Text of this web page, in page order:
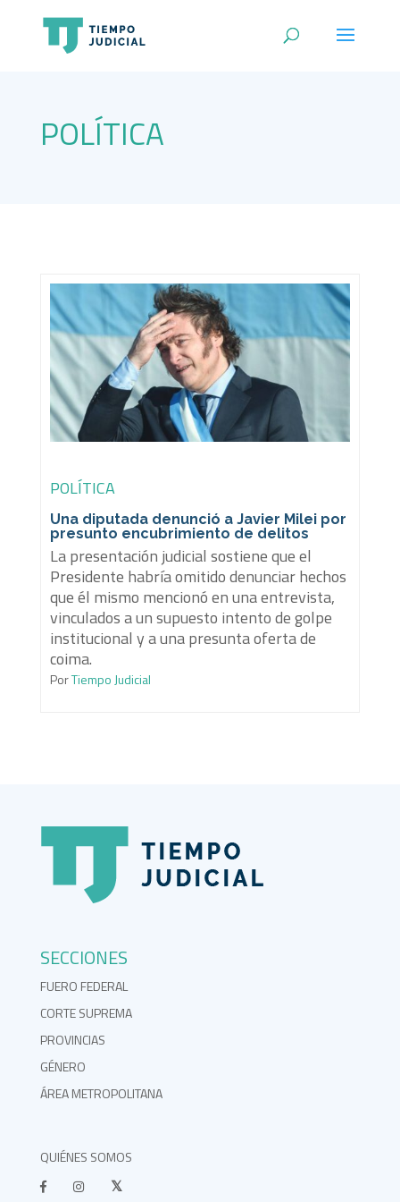
POLÍTICA
POLÍTICA
Una diputada denunció a Javier Milei por
presunto encubrimiento de delitos
La presentación judicial sostiene que el
Presidente habría omitido denunciar hechos
que él mismo mencionó en una entrevista,
vinculados a un supuesto intento de golpe
institucional y a una presunta oferta de
coima.
PorTiempo Judicial
SECCIONES
FUERO FEDERAL
CORTE SUPREMA
PROVINCIAS
GÉNERO
ÁREA METROPOLITANA
QUIÉNES SOMOS